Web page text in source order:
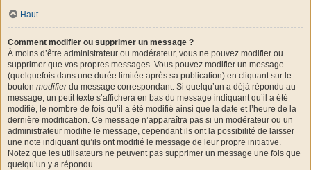
Haut
Comment modifier ou supprimer un message ?
À moins d’être administrateur ou modérateur, vous ne pouvez modifier ou
supprimer que vos propres messages. Vous pouvez modifier un message
(quelquefois dans une durée limitée après sa publication) en cliquant sur le
bouton modifierdu message correspondant. Si quelqu’un a déjà répondu au
message, un petit texte s’affichera en bas du message indiquant qu’il a été
modifié, le nombre de fois qu’il a été modifié ainsi que la date et l’heure de la
dernière modification. Ce message n’apparaîtra pas si un modérateur ou un
administrateur modifie le message, cependant ils ont la possibilité de laisser
une note indiquant qu’ils ont modifié le message de leur propre initiative.
Notez que les utilisateurs ne peuvent pas supprimer un message une fois que
quelqu’un y a répondu.